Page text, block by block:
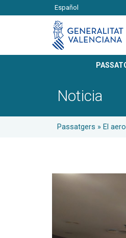
Español
Noticia
Passatgers » El